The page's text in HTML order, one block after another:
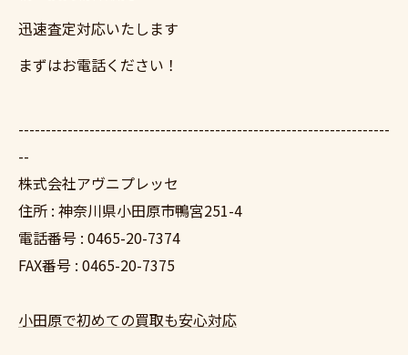
迅速査定対応いたします
まずはお電話ください！
--------------------------------------------------------------------
--
株式会社アヴニプレッセ
住所 : 神奈川県小田原市鴨宮251-4
電話番号 : 0465-20-7374
FAX番号 : 0465-20-7375
小田原で初めての買取も安心対応